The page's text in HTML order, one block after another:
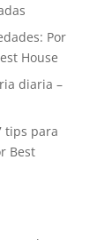
Por
House
diaria –
tips para
Best